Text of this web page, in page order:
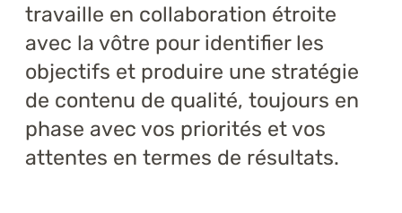
travaille en collaboration étroite
avec la vôtre pour identifier les
objectifs et produire une stratégie
de contenu de qualité, toujours en
phase avec vos priorités et vos
attentes en termes de résultats.